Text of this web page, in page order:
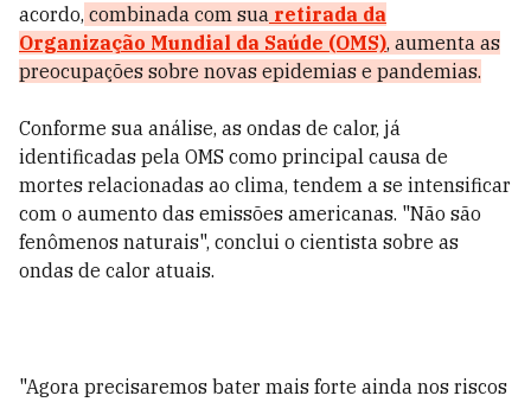
acordo, combinada com sua retirada da
Organização Mundial da Saúde (OMS), aumenta as
preocupações sobre novas epidemias e pandemias.
Conforme sua análise, as ondas de calor, já
identificadas pela OMS como principal causa de
mortes relacionadas ao clima, tendem a se intensificar
com o aumento das emissões americanas. "Não são
fenômenos naturais", conclui o cientista sobre as
ondas de calor atuais.
"Agora precisaremos bater mais forte ainda nos riscos